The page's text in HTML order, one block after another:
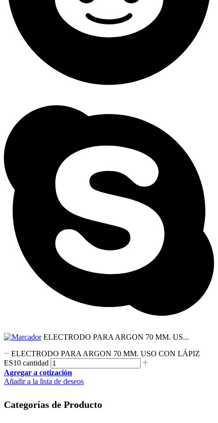
ELECTRODO PARA ARGON 70 MM. US...
ELECTRODO PARA ARGON 70 MM. USO CON LÁPIZ
ES10 cantidad
Agregar a cotización
Añadir a la lista de deseos
Categorías de Producto